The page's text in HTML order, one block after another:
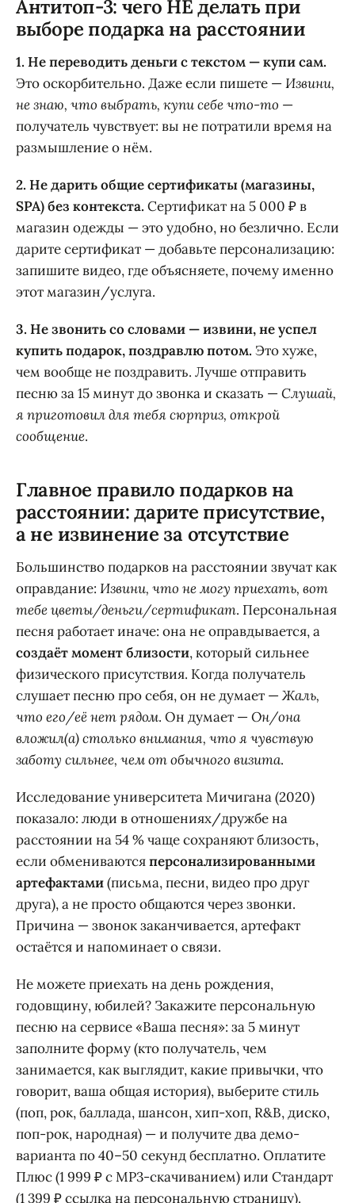
Антитоп-3: чего НЕ делать при
выборе подарка на расстоянии
1. Не переводить деньги с текстом — купи сам.
Это оскорбительно. Даже если пишете —Извини,
не знаю, что выбрать, купи себе что-то —
получатель чувствует: вы не потратили время на
размышление о нём.
2. Не дарить общие сертификаты (магазины,
SPA) без контекста. Сертификат на 5 000 ₽ в
магазин одежды — это удобно, но безлично. Если
дарите сертификат — добавьте персонализацию:
запишите видео, где объясняете, почему именно
этот магазин/услуга.
3. Не звонить со словами — извини, не успел
купить подарок, поздравлю потом. Это хуже,
чем вообще не поздравить. Лучше отправить
песню за 15 минут до звонка и сказать —Слушай,
я приготовил для тебя сюрприз, открой
сообщение.
Главное правило подарков на
расстоянии: дарите присутствие,
а не извинение за отсутствие
Большинство подарков на расстоянии звучат как
оправдание: Извини, что не могу приехать, вот
тебе цветы/деньги/сертификат. Персональная
песня работает иначе: она не оправдывается, а
создаёт момент близости, который сильнее
физического присутствия. Когда получатель
слушает песню про себя, он не думает —Жаль,
что его/её нет рядом. Он думает —Он/она
вложил(а) столько внимания, что я чувствую
заботу сильнее, чем от обычного визита.
Исследование университета Мичигана (2020)
показало: люди в отношениях/дружбе на
расстоянии на 54 % чаще сохраняют близость,
если обмениваютсяперсонализированными
артефактами(письма, песни, видео про друг
друга), а не просто общаются через звонки.
Причина — звонок заканчивается, артефакт
остаётся и напоминает о связи.
Не можете приехать на день рождения,
годовщину, юбилей? Закажите персональную
песню на сервисе «Ваша песня»: за 5 минут
заполните форму (кто получатель, чем
занимается, как выглядит, какие привычки, что
говорит, ваша общая история), выберите стиль
(поп, рок, баллада, шансон, хип-хоп, R&B, диско,
поп-рок, народная) — и получите два демо-
варианта по 40–50 секунд бесплатно. Оплатите
Плюс (1 999 ₽ с MP3-скачиванием) или Стандарт
(1 399 ₽ ссылка на персональную страницу).